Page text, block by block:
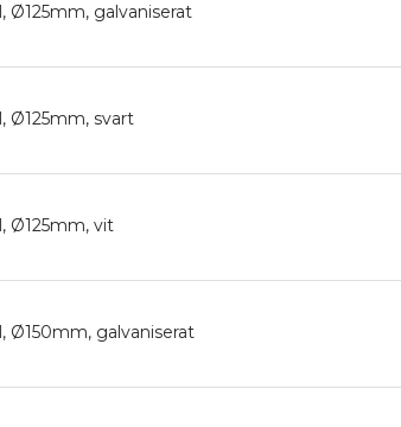
Ø125mm, galvaniserat
Ø125mm, svart
Ø125mm, vit
Ø150mm, galvaniserat